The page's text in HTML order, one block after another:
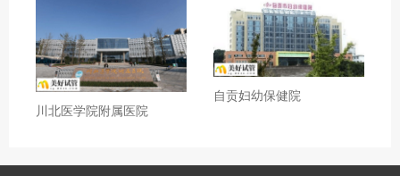
川北医学院附属医院
自贡妇幼保健院